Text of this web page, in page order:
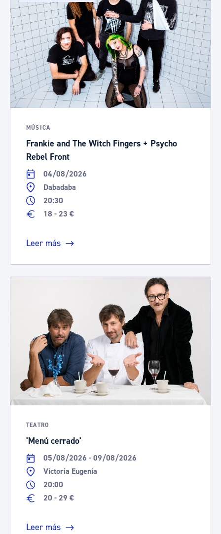
MÚSICA
Frankie and The Witch Fingers + Psycho
Rebel Front
04/08/2026
Dabadaba
20:30
18 - 23 €
Leer más
TEATRO
'Menú cerrado'
05/08/2026 - 09/08/2026
Victoria Eugenia
20:00
20 - 29 €
Leer más